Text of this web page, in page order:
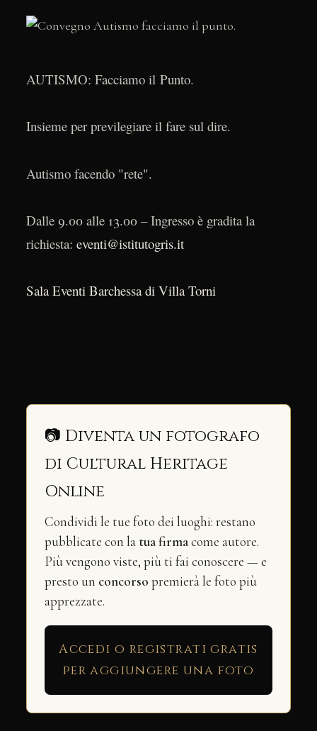
AUTISMO: Facciamo il Punto.
Insieme per previlegiare il fare sul dire.
Autismo facendo "rete".
Dalle 9.00 alle 13.00 – Ingresso è gradita la
richiesta: eventi@istitutogris.it
Sala Eventi Barchessa di Villa Torni
📷 Diventa un fotografo
di Cultural Heritage
Online
Condividi le tue foto dei luoghi: restano
pubblicate con la tua firmacome autore.
Più vengono viste, più ti fai conoscere — e
presto un concorso premierà le foto più
apprezzate.
Accedi o registrati gratis
per aggiungere una foto